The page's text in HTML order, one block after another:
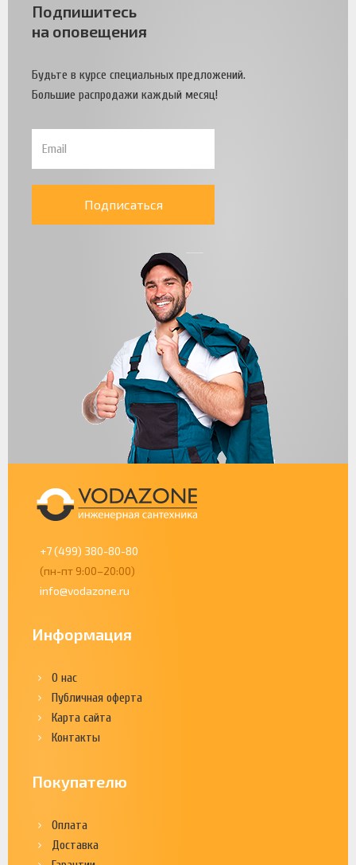
Подпишитесь
на оповещения
Будьте в курсе специальных предложений.
Большие распродажи каждый месяц!
Подписаться
+7 (499) 380-80-80
(пн-пт 9:00–20:00)
info@vodazone.ru
Информация
О нас
Публичная оферта
Карта сайта
Контакты
Покупателю
Оплата
Доставка